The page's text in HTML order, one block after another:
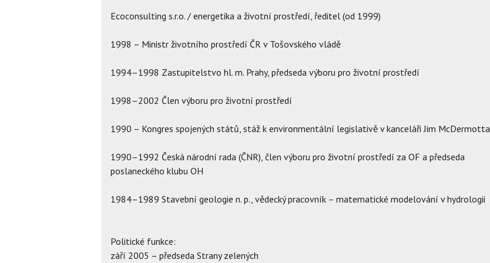
Ecoconsulting s.r.o. / energetika a životní prostředí, ředitel (od 1999)
1998 – Ministr životního prostředí ČR v Tošovského vládě
1994–1998 Zastupitelstvo hl. m. Prahy, předseda výboru pro životní prostředí
1998–2002 Člen výboru pro životní prostředí
1990 – Kongres spojených států, stáž k environmentální legislativě v kanceláři Jim McDermotta
1990–1992 Česká národní rada (ČNR), člen výboru pro životní prostředí za OF a předseda
poslaneckého klubu OH
1984–1989 Stavební geologie n. p., vědecký pracovník – matematické modelování v hydrologii
Politické funkce:
září 2005 – předseda Strany zelených